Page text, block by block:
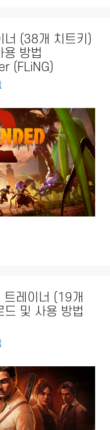
너 (38개 치트키)
용 방법
(FLiNG)
트레이너 (19개
드 및 사용 방법